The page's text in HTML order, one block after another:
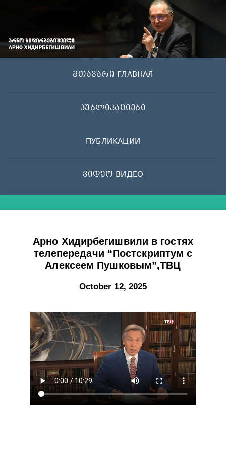
მთავარი ГЛАВНАЯ
პუბლიკაციები
ПУБЛИКАЦИИ
ვიდეო ВИДЕО
Арно Хидирбегишвили в гостях
телепередачи “Постскриптум с
Алексеем Пушковым”,ТВЦ
October 12, 2025